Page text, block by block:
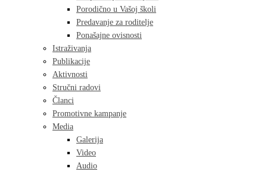
Porodično u Vašoj školi
Predavanje za roditelje
Ponašajne ovisnosti
Istraživanja
Publikacije
Aktivnosti
Stručni radovi
Članci
Promotivne kampanje
Media
Galerija
Video
Audio